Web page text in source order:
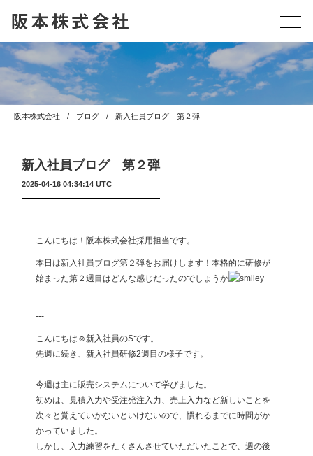
阪本株式会社 ブログ 新入社員ブログ 第２弾
新入社員ブログ 第２弾
2025-04-16 04:34:14 UTC
こんにちは！阪本株式会社採用担当です。
本日は新入社員ブログ第２弾をお届けします！本格的に研修が
始まった第２週目はどんな感じだったのでしょうか
--------------------------------------------------------------------------------------
---
こんにちは☺︎新入社員のSです。
先週に続き、新入社員研修2週目の様子です。
今週は主に販売システムについて学びました。
初めは、見積入力や受注発注入力、売上入力など新しいことを
次々と覚えていかないといけないので、慣れるまでに時間がか
かっていました。
しかし、入力練習をたくさんさせていただいたことで、週の後